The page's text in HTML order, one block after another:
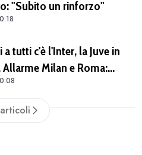
"Subito un rinforzo"
a tutti c'è l'Inter, la Juve in
Milan e Roma:
preso subito